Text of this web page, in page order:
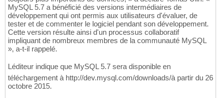
MySQL 5.7 a bénéficié des versions intermédiaires de
développement qui ont permis aux utilisateurs d'évaluer, de
tester et de commenter le logiciel pendant son développement.
Cette version résulte ainsi d'un processus collaboratif
impliquant de nombreux membres de la communauté MySQL
», a-t-il rappelé.
Léditeur indique que MySQL 5.7 sera disponible en
téléchargement à http://dev.mysql.com/downloads/à partir du 26
octobre 2015.